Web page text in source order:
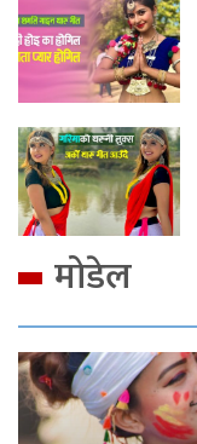
मोडेल